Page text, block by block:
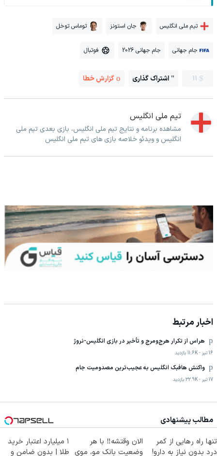
تیم ملی انگلیس جان استونز توماس توخل
جام جهانی جام جهانی 2026 فوتبال
11 اشتراک گذاری گزارش خطا
تیم ملی انگلیس
مشاهده برنامه و نتایج تیم ملی انگلیس، بازی بعدی تیم ملی
انگلیس و ویدئو خلاصه بازی های تیم ملی انگلیس
اخبار مرتبط
هراس از تکرار هرج‌ومرج و تأخیر در بازی انگلیس-نروژ
16 تیر -
11.6K بازدید
واکنش هافبک انگلیس به عجیب‌ترین مصدومیت جام
17 تیر -
32.9K بازدید
مطالب پیشنهادی
تنها راه رهایی از کمر
درد بدون نیاز به دارو!
الان وقتشه‼️ با هر
وضعیت بانک مو، موی
۱ میلیارد اعتبار خرید
طلا | بدون ضامن و